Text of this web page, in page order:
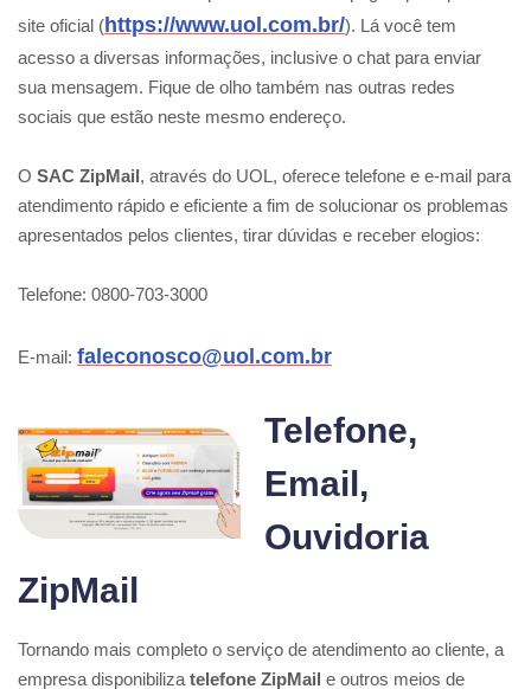
site oficial (https://www.uol.com.br/). Lá você tem
acesso a diversas informações, inclusive o chat para enviar
sua mensagem. Fique de olho também nas outras redes
sociais que estão neste mesmo endereço.
O SAC ZipMail, através do UOL, oferece telefone e e-mail para
atendimento rápido e eficiente a fim de solucionar os problemas
apresentados pelos clientes, tirar dúvidas e receber elogios:
Telefone: 0800-703-3000
E-mail: faleconosco@uol.com.br
Telefone,
Email,
Ouvidoria
ZipMail
Tornando mais completo o serviço de atendimento ao cliente, a
empresa disponibiliza telefone ZipMail e outros meios de